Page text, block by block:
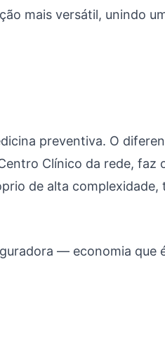
mais versátil, unindo
preventiva. O
Clínico da rede, faz
de alta
— economia que